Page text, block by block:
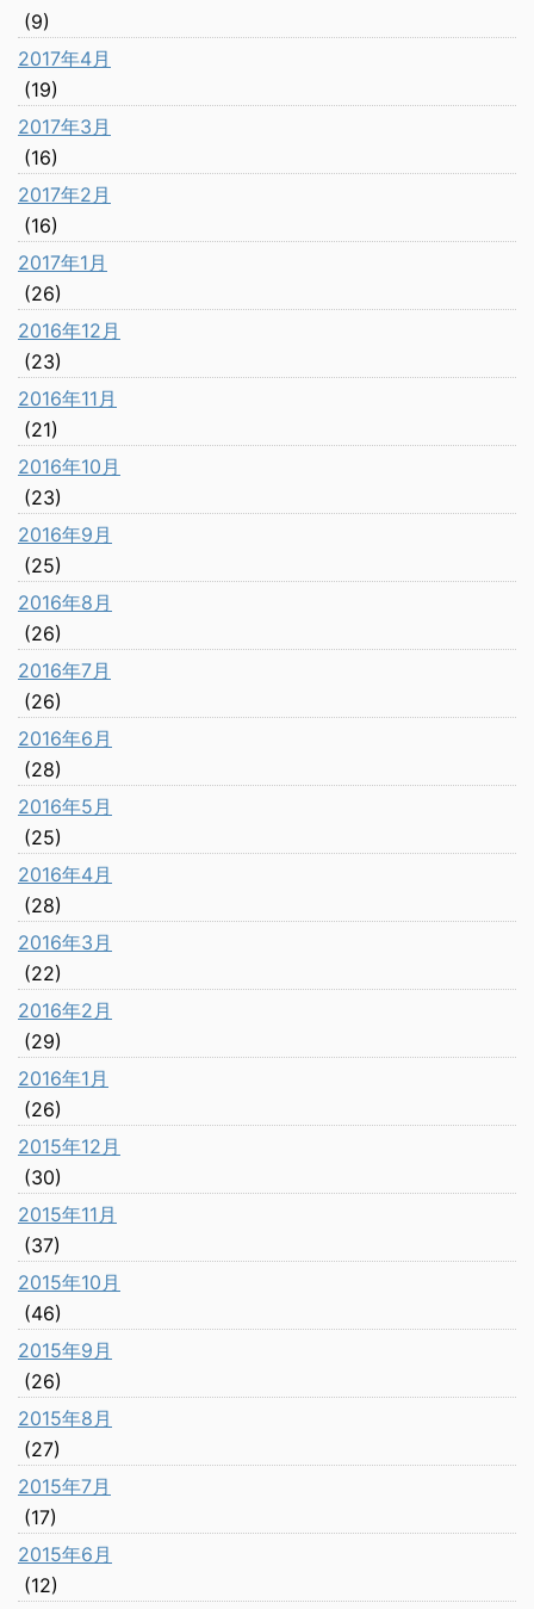
(9)
2017年4月
(19)
2017年3月
(16)
2017年2月
(16)
2017年1月
(26)
2016年12月
(23)
2016年11月
(21)
2016年10月
(23)
2016年9月
(25)
2016年8月
(26)
2016年7月
(26)
2016年6月
(28)
2016年5月
(25)
2016年4月
(28)
2016年3月
(22)
2016年2月
(29)
2016年1月
(26)
2015年12月
(30)
2015年11月
(37)
2015年10月
(46)
2015年9月
(26)
2015年8月
(27)
2015年7月
(17)
2015年6月
(12)